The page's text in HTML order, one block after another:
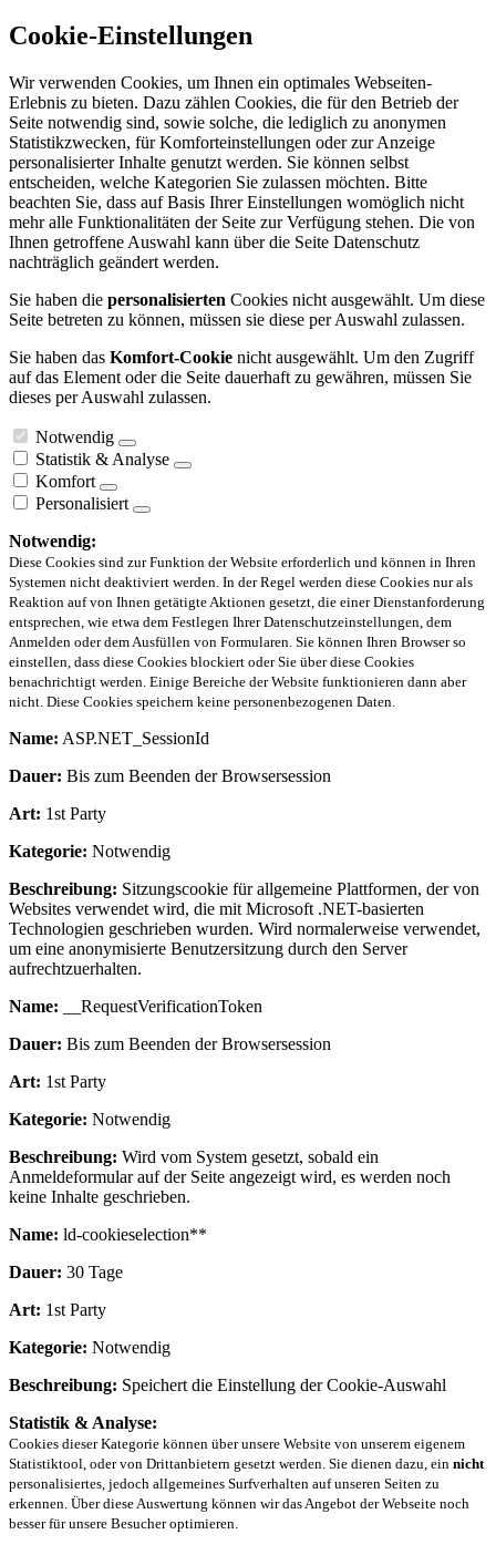
Cookie-Einstellungen
Wir verwenden Cookies, um Ihnen ein optimales Webseiten-
Erlebnis zu bieten. Dazu zählen Cookies, die für den Betrieb der
Seite notwendig sind, sowie solche, die lediglich zu anonymen
Statistikzwecken, für Komforteinstellungen oder zur Anzeige
personalisierter Inhalte genutzt werden. Sie können selbst
entscheiden, welche Kategorien Sie zulassen möchten. Bitte
beachten Sie, dass auf Basis Ihrer Einstellungen womöglich nicht
mehr alle Funktionalitäten der Seite zur Verfügung stehen. Die von
Ihnen getroffene Auswahl kann über die Seite Datenschutz
nachträglich geändert werden.
Sie haben die personalisierten Cookies nicht ausgewählt. Um diese
Seite betreten zu können, müssen sie diese per Auswahl zulassen.
Sie haben das Komfort-Cookie nicht ausgewählt. Um den Zugriff
auf das Element oder die Seite dauerhaft zu gewähren, müssen Sie
dieses per Auswahl zulassen.
Notwendig
Statistik & Analyse
Komfort
Personalisiert
Notwendig:
Diese Cookies sind zur Funktion der Website erforderlich und können in Ihren
Systemen nicht deaktiviert werden. In der Regel werden diese Cookies nur als
Reaktion auf von Ihnen getätigte Aktionen gesetzt, die einer Dienstanforderung
entsprechen, wie etwa dem Festlegen Ihrer Datenschutzeinstellungen, dem
Anmelden oder dem Ausfüllen von Formularen. Sie können Ihren Browser so
einstellen, dass diese Cookies blockiert oder Sie über diese Cookies
benachrichtigt werden. Einige Bereiche der Website funktionieren dann aber
nicht. Diese Cookies speichern keine personenbezogenen Daten.
Name: ASP.NET_SessionId
Dauer: Bis zum Beenden der Browsersession
Art: 1st Party
Kategorie: Notwendig
Beschreibung: Sitzungscookie für allgemeine Plattformen, der von
Websites verwendet wird, die mit Microsoft .NET-basierten
Technologien geschrieben wurden. Wird normalerweise verwendet,
um eine anonymisierte Benutzersitzung durch den Server
aufrechtzuerhalten.
Name: __RequestVerificationToken
Dauer: Bis zum Beenden der Browsersession
Art: 1st Party
Kategorie: Notwendig
Beschreibung: Wird vom System gesetzt, sobald ein
Anmeldeformular auf der Seite angezeigt wird, es werden noch
keine Inhalte geschrieben.
Name: ld-cookieselection**
Dauer: 30 Tage
Art: 1st Party
Kategorie: Notwendig
Beschreibung: Speichert die Einstellung der Cookie-Auswahl
Statistik & Analyse:
Cookies dieser Kategorie können über unsere Website von unserem eigenem
Statistiktool, oder von Drittanbietern gesetzt werden. Sie dienen dazu, ein nicht
personalisiertes, jedoch allgemeines Surfverhalten auf unseren Seiten zu
erkennen. Über diese Auswertung können wir das Angebot der Webseite noch
besser für unsere Besucher optimieren.